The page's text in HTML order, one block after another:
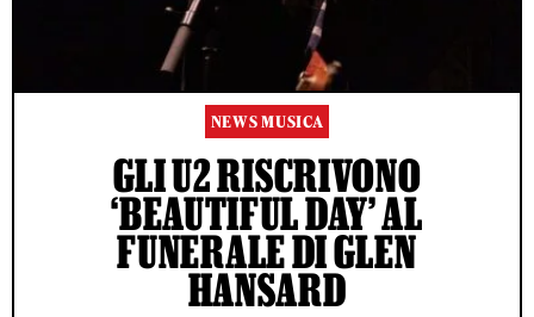
NEWS MUSICA
GLI U2 RISCRIVONO
‘BEAUTIFUL DAY’ AL
FUNERALE DI GLEN
HANSARD